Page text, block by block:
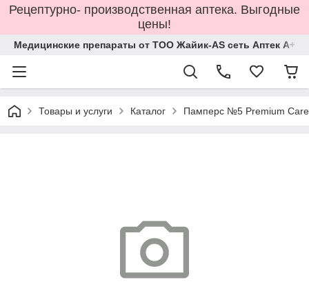
Рецептурно- производственная аптека. Выгодные
цены!
Медицинские препараты от ТОО Жайик-AS сеть Аптек А+
Товары и услуги Каталог Памперс №5 Premium